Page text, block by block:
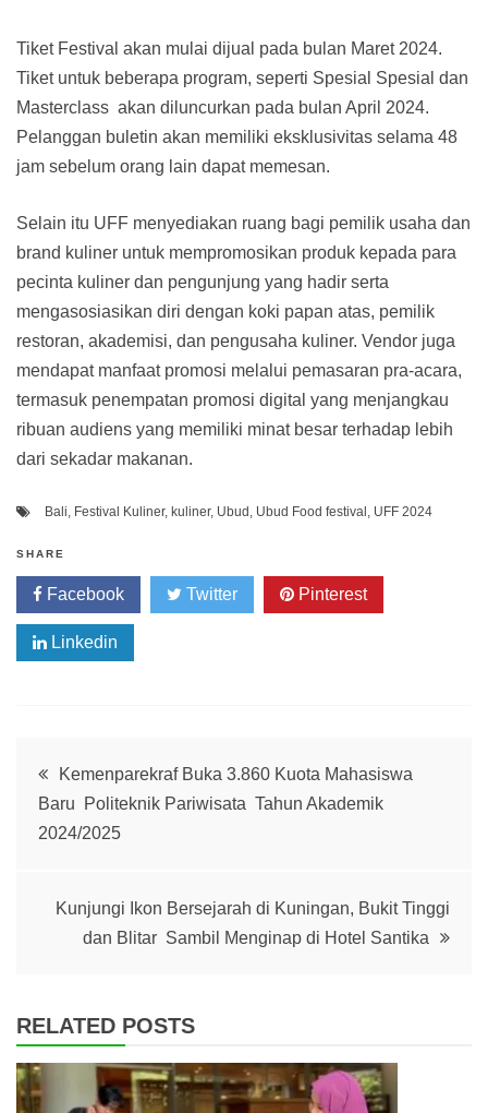
Tiket Festival akan mulai dijual pada bulan Maret 2024.
Tiket untuk beberapa program, seperti Spesial Spesial dan
Masterclass akan diluncurkan pada bulan April 2024.
Pelanggan buletin akan memiliki eksklusivitas selama 48
jam sebelum orang lain dapat memesan.
Selain itu UFF menyediakan ruang bagi pemilik usaha dan
brand kuliner untuk mempromosikan produk kepada para
pecinta kuliner dan pengunjung yang hadir serta
mengasosiasikan diri dengan koki papan atas, pemilik
restoran, akademisi, dan pengusaha kuliner. Vendor juga
mendapat manfaat promosi melalui pemasaran pra-acara,
termasuk penempatan promosi digital yang menjangkau
ribuan audiens yang memiliki minat besar terhadap lebih
dari sekadar makanan.
Bali Festival Kuliner, kuliner, Ubud Ubud Food festival UFF 2024
SHARE
Facebook Twitter Pinterest
Linkedin
Post
navigation
Kemenparekraf Buka 3.860 Kuota Mahasiswa
Baru Politeknik Pariwisata Tahun Akademik
2024/2025
Kunjungi Ikon Bersejarah di Kuningan, Bukit Tinggi
dan Blitar Sambil Menginap di Hotel Santika
RELATED POSTS